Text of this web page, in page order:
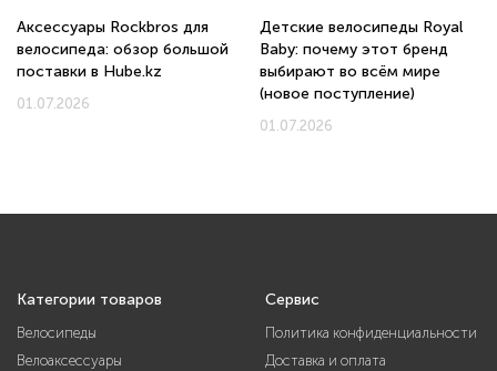
Аксессуары Rockbros для
велосипеда: обзор большой
поставки в Hube.kz
01.07.2026
Детские велосипеды Royal
Baby: почему этот бренд
выбирают во всём мире
(новое поступление)
01.07.2026
Категории товаров
Велосипеды
Велоаксессуары
Сервис
Политика конфиденциальности
Доставка и оплата